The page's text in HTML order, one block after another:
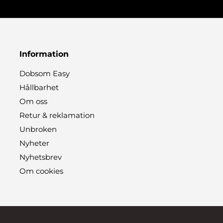
Information
Dobsom Easy
Hållbarhet
Om oss
Retur & reklamation
Unbroken
Nyheter
Nyhetsbrev
Om cookies